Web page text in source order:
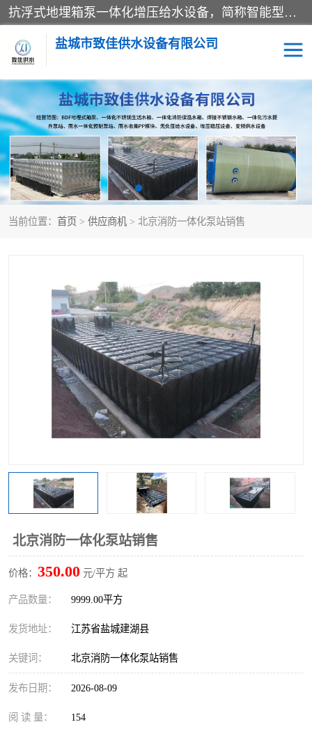
抗浮式地埋箱泵一体化增压给水设备，简称智能型泵站。它由由水泵机组、消防水箱、泵房三大部分组成，其抗浮效果好，因为设计时通过将底板与箱体联在一起，箱体重量抵消了地下水浮力。系统维护好，内部拉筋、泵站、管道，喷淋等各部运行正堂，无一损坏；结构更牢固。
盐城市致佳供水设备有限公司
当前位置： 首页 > 供应商机 > 北京消防一体化泵站销售
北京消防一体化泵站销售
价格： 350.00 元/平方 起
产品数量： 9999.00平方
发货地址： 江苏省盐城建湖县
关键词： 北京消防一体化泵站销售
发布日期： 2026-08-09
阅 读 量： 154
消防一体化水箱 地埋箱泵一体化
一体化污水泵站